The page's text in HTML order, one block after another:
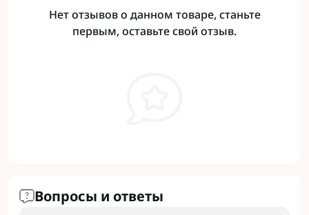
Нет отзывов о данном товаре, станьте
первым, оставьте свой отзыв.
Вопросы и ответы